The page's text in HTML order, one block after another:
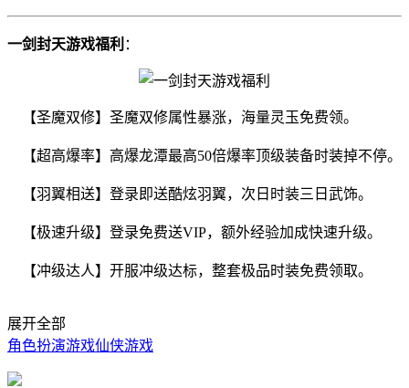
一剑封天游戏福利 ：
【圣魔双修】圣魔双修属性暴涨，海量灵玉免费领。
【超高爆率】高爆龙潭最高50倍爆率顶级装备时装掉不停。
【羽翼相送】登录即送酷炫羽翼，次日时装三日武饰。
【极速升级】登录免费送VIP，额外经验加成快速升级。
【冲级达人】开服冲级达标，整套极品时装免费领取。
展开全部
角色扮演游戏仙侠游戏